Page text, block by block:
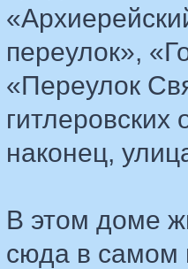
переулок»,
«Переулок
гитлеровских
наконец,
В этом доме
сюда в самом